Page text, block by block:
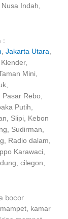
Indah,
:
,Jakarta Utara,
Mini,
Pasar Rebo,
Putih,
Slipi, Kebon
Sudirman,
Radio dalam,
Karawaci,
cilegon,
bocor
kamar